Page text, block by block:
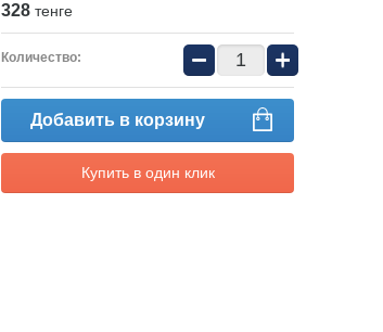
328 тенге
Количество: − +
Добавить в корзину
Купить в один клик